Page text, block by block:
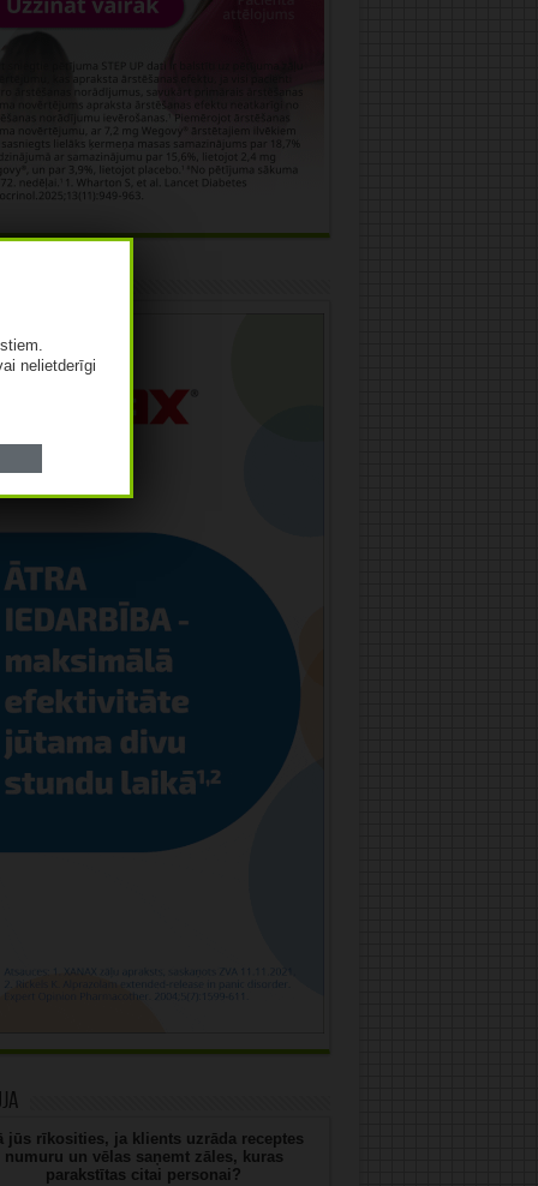
jūs rīkosities, ja klients uzrāda receptes
numuru un vēlas saņemt zāles, kuras
parakstītas citai personai?
nelietderīgi